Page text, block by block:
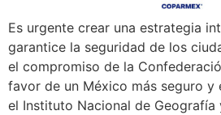
Es urgente crear una estrategia
garantice la seguridad de los
el compromiso de la
favor de un México más seguro y
el Instituto Nacional de Geografía